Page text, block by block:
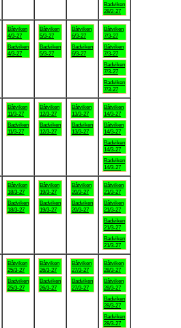
Badviken
28/2-27
Båtviken
4/3-27
Badviken
4/3-27
Båtviken
5/3-27
Badviken
5/3-27
Båtviken
6/3-27
Badviken
6/3-27
Båtviken
7/3-27
Båtviken
7/3-27
Badviken
7/3-27
Badviken
7/3-27
Båtviken
11/3-27
Badviken
11/3-27
Båtviken
12/3-27
Badviken
12/3-27
Båtviken
13/3-27
Badviken
13/3-27
Båtviken
14/3-27
Båtviken
14/3-27
Badviken
14/3-27
Badviken
14/3-27
Båtviken
18/3-27
Badviken
18/3-27
Båtviken
19/3-27
Badviken
19/3-27
Båtviken
20/3-27
Badviken
20/3-27
Båtviken
21/3-27
Båtviken
21/3-27
Badviken
21/3-27
Badviken
21/3-27
Båtviken
25/3-27
Badviken
25/3-27
Båtviken
26/3-27
Badviken
26/3-27
Båtviken
27/3-27
Badviken
27/3-27
Båtviken
28/3-27
Båtviken
28/3-27
Badviken
28/3-27
Badviken
28/3-27